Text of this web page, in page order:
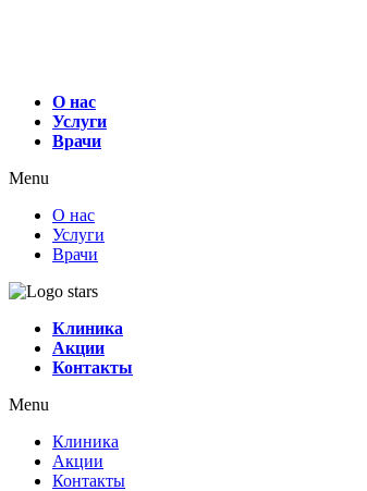
О нас
Услуги
Врачи
Menu
О нас
Услуги
Врачи
Клиника
Акции
Контакты
Menu
Клиника
Акции
Контакты